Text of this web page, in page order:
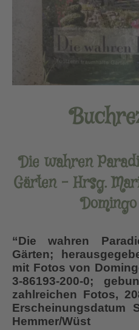
Die wahren
Gärten–Hrsg.
“Die wahren
Gärten;
mit Fotos von
3-86193-200-0;
zahlreichen Fotos,
Erscheinungsdatum
Hemmer/Wüst